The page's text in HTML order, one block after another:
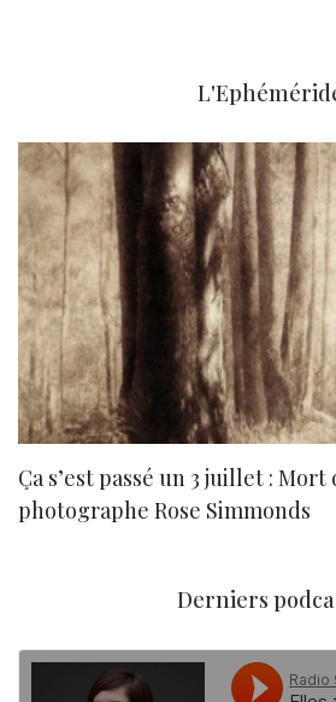
Ça s’est passé un 3 juillet : Mort
photographe Rose Simmonds
Derniers